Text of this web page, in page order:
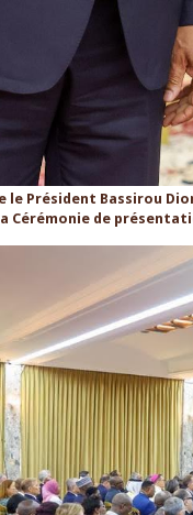
le Président Bassirou
Cérémonie de